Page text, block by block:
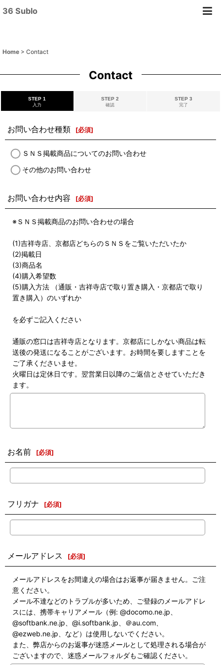
36 Sublo
Home > Contact
Contact
STEP 1
入力
STEP 2
確認
STEP 3
完了
お問い合わせ種類 [必須]
ＳＮＳ掲載商品についてのお問い合わせ
その他のお問い合わせ
お問い合わせ内容 [必須]
※ＳＮＳ掲載商品のお問い合わせの場合
(1)吉祥寺店、京都店どちらのＳＮＳをご覧いただいたか
(2)掲載日
(3)商品名
(4)購入希望数
(5)購入方法 （通販・吉祥寺店で取り置き購入・京都店で取り
置き購入）のいずれか
を必ずご記入ください
通販の窓口は吉祥寺店となります。京都店にしかない商品は転
送後の発送になることがございます。お時間を要しますことを
ご了承くださいませ。
火曜日は定休日です。翌営業日以降のご返信とさせていただき
ます。
お名前 [必須]
フリガナ [必須]
メールアドレス [必須]
メールアドレスをお間違えの場合はお返事が届きません。ご注
意ください。
メール不達などのトラブルが多いため、ご登録のメールアドレ
スには、携帯キャリアメール（例: @docomo.ne.jp、
@softbank.ne.jp、@i.softbank.jp、＠au.com、
@ezweb.ne.jp、など）は使用しないでください。
また、弊店からのお返事が迷惑メールとして処理される場合が
ございますので、迷惑メールフォルダもご確認ください。